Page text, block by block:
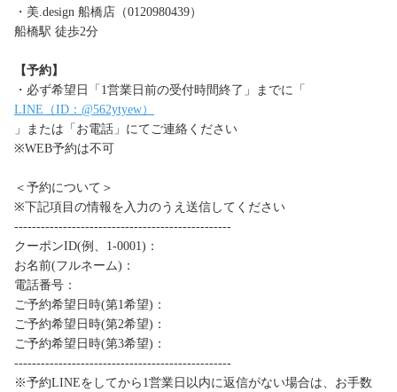
・美.design 船橋店（0120980439）
船橋駅 徒歩2分
【予約】
・必ず希望日「1営業日前の受付時間終了」までに「
LINE（ID：@562ytyew）
」または「お電話」にてご連絡ください
※WEB予約は不可
＜予約について＞
※下記項目の情報を入力のうえ送信してください
-------------------------------------------------
クーポンID(例、1-0001)：
お名前(フルネーム)：
電話番号：
ご予約希望日時(第1希望)：
ご予約希望日時(第2希望)：
ご予約希望日時(第3希望)：
-------------------------------------------------
※予約LINEをしてから1営業日以内に返信がない場合は、お手数